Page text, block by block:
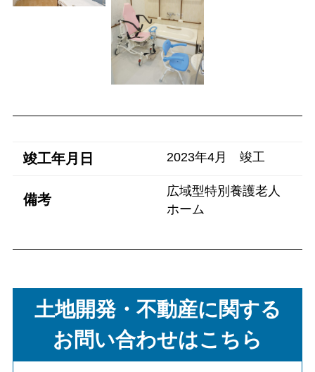
竣工年月日 2023年4月 竣工
備考
広域型特別養護老人
ホーム
土地開発・不動産に関する
お問い合わせはこちら